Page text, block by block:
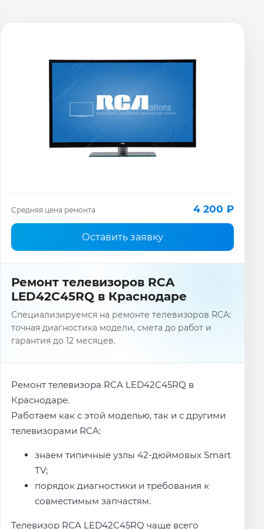
Средняя цена ремонта 4 200 ₽
Оставить заявку
Ремонт телевизоров RCA
LED42C45RQ в Краснодаре
Специализируемся на ремонте телевизоров RCA:
точная диагностика модели, смета до работ и
гарантия до 12 месяцев.
Ремонт телевизора RCA LED42C45RQ в
Краснодаре.
Работаем как с этой моделью, так и с другими
телевизорами RCA:
знаем типичные узлы 42-дюймовых Smart
TV;
порядок диагностики и требования к
совместимым запчастям.
Телевизор RCA LED42C45RQ чаще всего